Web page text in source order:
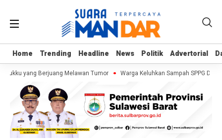
Home Trending Headline News Politik Advertorial
Home Trending Headline News Politik Advertorial
yang Berjuang Melawan Tumor Warga Keluhkan Sampah SPPG